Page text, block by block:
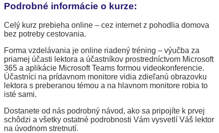
Podrobné informácie o kurze:
Celý kurz prebieha online – cez internet z pohodlia domova
bez potreby cestovania.
Forma vzdelávania je online riadený tréning – výučba za
priamej účasti lektora a účastníkov prostredníctvom Microsoft
365 a aplikácie Microsoft Teams formou videokonferencie.
Účastníci na prídavnom monitore vidia zdieľanú obrazovku
lektora s preberanou témou a na hlavnom monitore robia to
isté sami.
Dostanete od nás podrobný návod, ako sa pripojíte k prvej
schôdzi a všetky ostatné podrobnosti Vám vysvetlí Váš lektor
na úvodnom stretnutí.